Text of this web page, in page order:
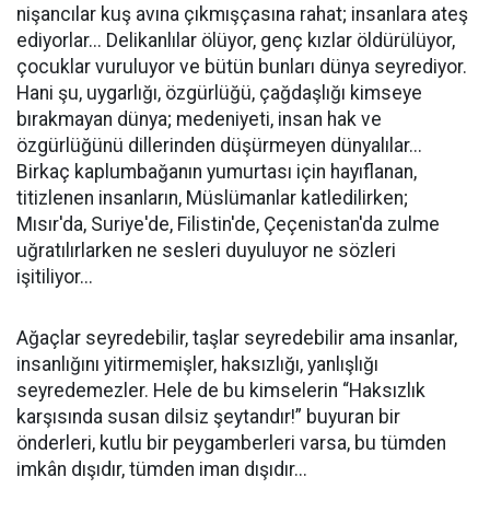
nişancılar kuş avına çıkmışçasına rahat; insanlara ateş
ediyorlar... Delikanlılar ölüyor, genç kızlar öldürülüyor,
çocuklar vuruluyor ve bütün bunları dünya seyrediyor.
Hani şu, uygarlığı, özgürlüğü, çağdaşlığı kimseye
bırakmayan dünya; medeniyeti, insan hak ve
özgürlüğünü dillerinden düşürmeyen dünyalılar...
Birkaç kaplumbağanın yumurtası için hayıflanan,
titizlenen insanların, Müslümanlar katledilirken;
Mısır'da, Suriye'de, Filistin'de, Çeçenistan'da zulme
uğratılırlarken ne sesleri duyuluyor ne sözleri
işitiliyor...
Ağaçlar seyredebilir, taşlar seyredebilir ama insanlar,
insanlığını yitirmemişler, haksızlığı, yanlışlığı
seyredemezler. Hele de bu kimselerin “Haksızlık
karşısında susan dilsiz şeytandır!” buyuran bir
önderleri, kutlu bir peygamberleri varsa, bu tümden
imkân dışıdır, tümden iman dışıdır...